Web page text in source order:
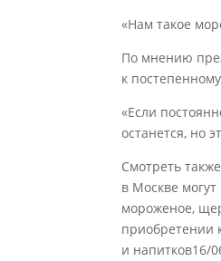
«Нам такое
По мнению
к
«Если
останется, но
Смотреть
в Москве
мороженое,
приобретении
и напитков16/